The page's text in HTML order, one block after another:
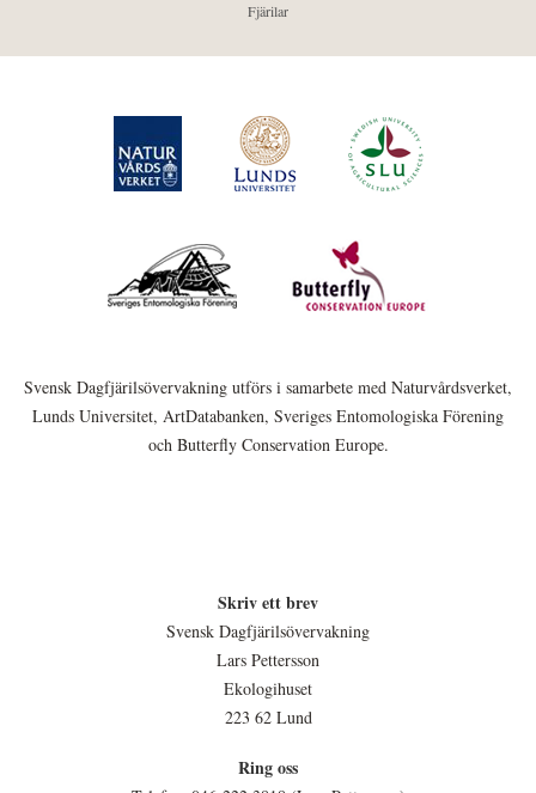
Fjärilar
Svensk Dagfjärilsövervakning utförs i samarbete med Naturvårdsverket,
Lunds Universitet, ArtDatabanken, Sveriges Entomologiska Förening
och Butterfly Conservation Europe.
Skriv ett brev
Svensk Dagfjärilsövervakning
Lars Pettersson
Ekologihuset
223 62 Lund
Ring oss